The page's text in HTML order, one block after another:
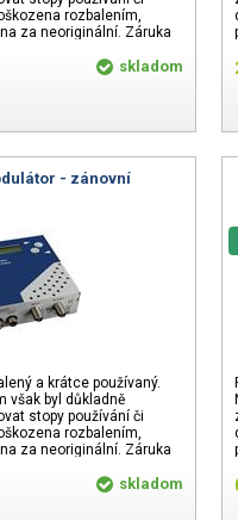
rozbalením,
za neoriginální. Záruka
skladom
- zánovní
a krátce používaný.
však byl důkladně
stopy používání či
rozbalením,
za neoriginální. Záruka
skladom